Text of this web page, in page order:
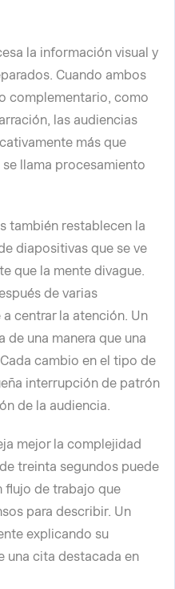
la información visual y
Cuando ambos
complementario, como
las audiencias
más que
llama procesamiento
también restablecen la
diapositivas que se ve
que la mente divague.
de varias
centrar la atención. Un
de una manera que una
cambio en el tipo de
interrupción de patrón
de la audiencia.
mejor la complejidad
treinta segundos puede
flujo de trabajo que
para describir. Un
explicando su
una cita destacada en